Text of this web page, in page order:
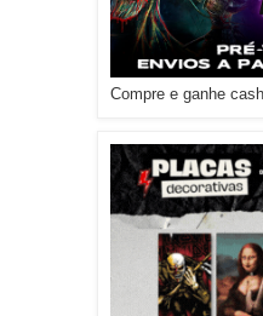
Compre e ganhe